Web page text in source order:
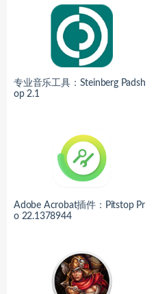
专业音乐工具：Steinberg Padsh
op 2.1
Adobe Acrobat插件：Pitstop Pr
o 22.1378944